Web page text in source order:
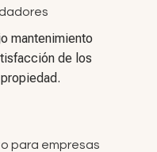
mantenimiento
de los
para empresas